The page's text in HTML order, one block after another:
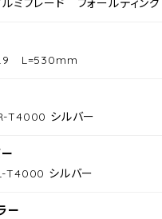
ミブレード フォールディング
L=530mm
T4000 シルバー
シルバー
ー